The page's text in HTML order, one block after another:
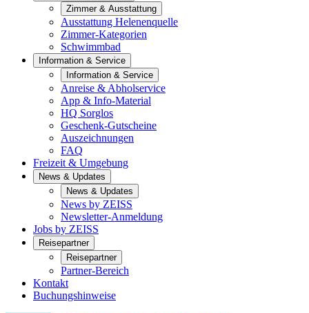
Zimmer & Ausstattung
Ausstattung Helenenquelle
Zimmer-Kategorien
Schwimmbad
Information & Service
Information & Service
Anreise & Abholservice
App & Info-Material
HQ Sorglos
Geschenk-Gutscheine
Auszeichnungen
FAQ
Freizeit & Umgebung
News & Updates
News & Updates
News by ZEISS
Newsletter-Anmeldung
Jobs by ZEISS
Reisepartner
Reisepartner
Partner-Bereich
Kontakt
Buchungshinweise